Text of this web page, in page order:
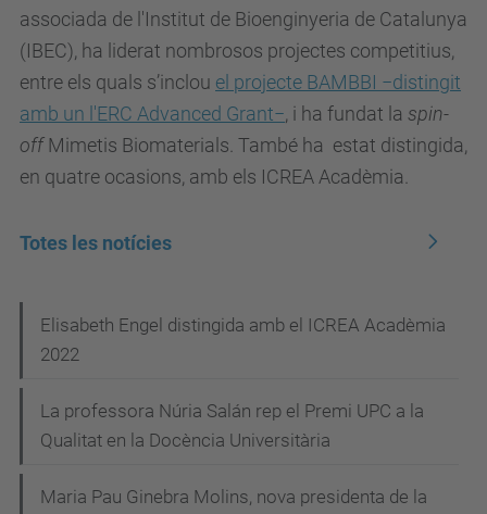
associada de l'Institut de Bioenginyeria de Catalunya
(IBEC), ha liderat nombrosos projectes competitius,
entre els quals s’inclou el projecte BAMBBI −distingit
amb un l'ERC Advanced Grant−, i ha fundat la spin-
off Mimetis Biomaterials. També ha estat distingida,
en quatre ocasions, amb els ICREA Acadèmia.
Totes les notícies
g
Elisabeth Engel distingida amb el ICREA Acadèmia
2022
La professora Núria Salán rep el Premi UPC a la
Qualitat en la Docència Universitària
Maria Pau Ginebra Molins, nova presidenta de la